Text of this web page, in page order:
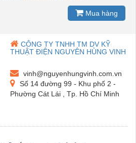
Mua hàng
CÔNG TY TNHH TM DV KỸ
THUẬT ĐIỆN NGUYÊN HÙNG VINH
vinh@nguyenhungvinh.com.vn
Số 14 đường 99 - Khu phố 2 -
Phường Cát Lái , Tp. Hồ Chí Minh